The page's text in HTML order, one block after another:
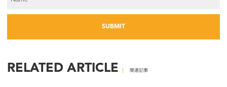
RELATED ARTICLE 関連記事